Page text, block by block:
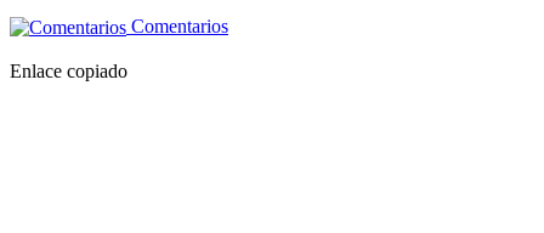
Comentarios
Enlace copiado